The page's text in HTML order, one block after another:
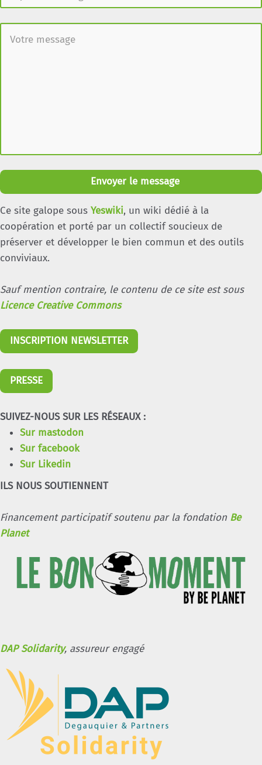
Envoyer le message
Ce site galope sous Yeswiki, un wiki dédié à la
coopération et porté par un collectif soucieux de
préserver et développer le bien commun et des outils
conviviaux.
Sauf mention contraire, le contenu de ce site est sous
Licence Creative Commons
INSCRIPTION NEWSLETTER
PRESSE
SUIVEZ-NOUS SUR LES RÉSEAUX :
Sur mastodon
Sur facebook
Sur Likedin
ILS NOUS SOUTIENNENT
Financement participatif soutenu par la fondation Be
Planet
DAP Solidarity, assureur engagé